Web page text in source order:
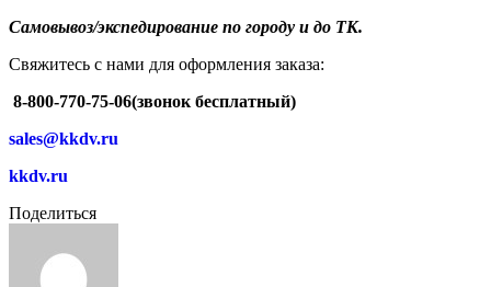
Самовывоз/экспедирование по городу и до ТК.
Свяжитесь с нами для оформления заказа:
8-800-770-75-06(звонок бесплатный)
sales@kkdv.ru
kkdv.ru
Поделиться